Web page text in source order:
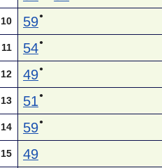
10 59●
11 54●
12 49●
13 51 ●
14 59●
15 49